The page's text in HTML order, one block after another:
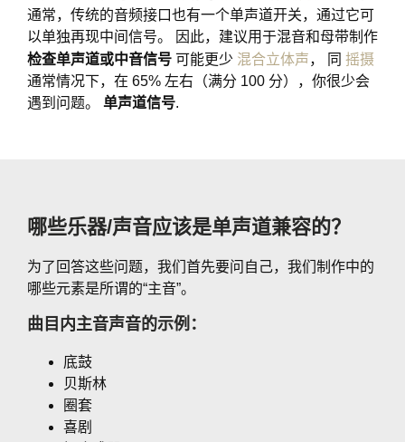
通常，传统的音频接口也有一个单声道开关，通过它可
以单独再现中间信号。 因此，建议用于混音和母带制作
检查单声道或中音信号 可能更少 混合立体声， 同 摇摄
通常情况下，在 65% 左右（满分 100 分），你很少会
遇到问题。 单声道信号.
哪些乐器/声音应该是单声道兼容的？
为了回答这些问题，我们首先要问自己，我们制作中的
哪些元素是所谓的“主音”。
曲目内主音声音的示例：
底鼓
贝斯林
圈套
喜剧